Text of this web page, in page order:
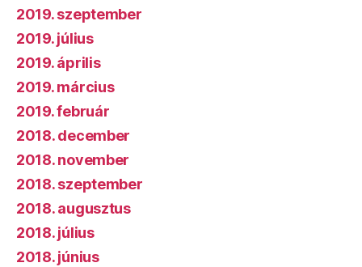
2019. szeptember
2019. július
2019. április
2019. március
2019. február
2018. december
2018. november
2018. szeptember
2018. augusztus
2018. július
2018. június